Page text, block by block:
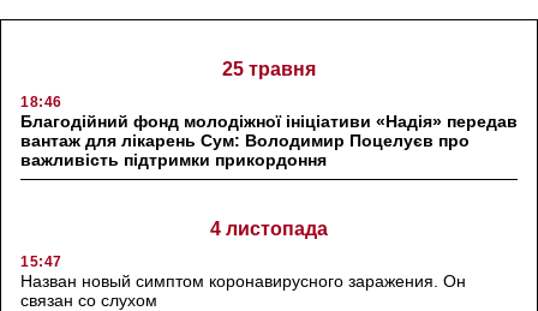
25 травня
18:46
Благодійний фонд молодіжної ініціативи «Надія» передав
вантаж для лікарень Сум: Володимир Поцелуєв про
важливість підтримки прикордоння
4 листопада
15:47
Назван новый симптом коронавирусного заражения. Он
связан со слухом